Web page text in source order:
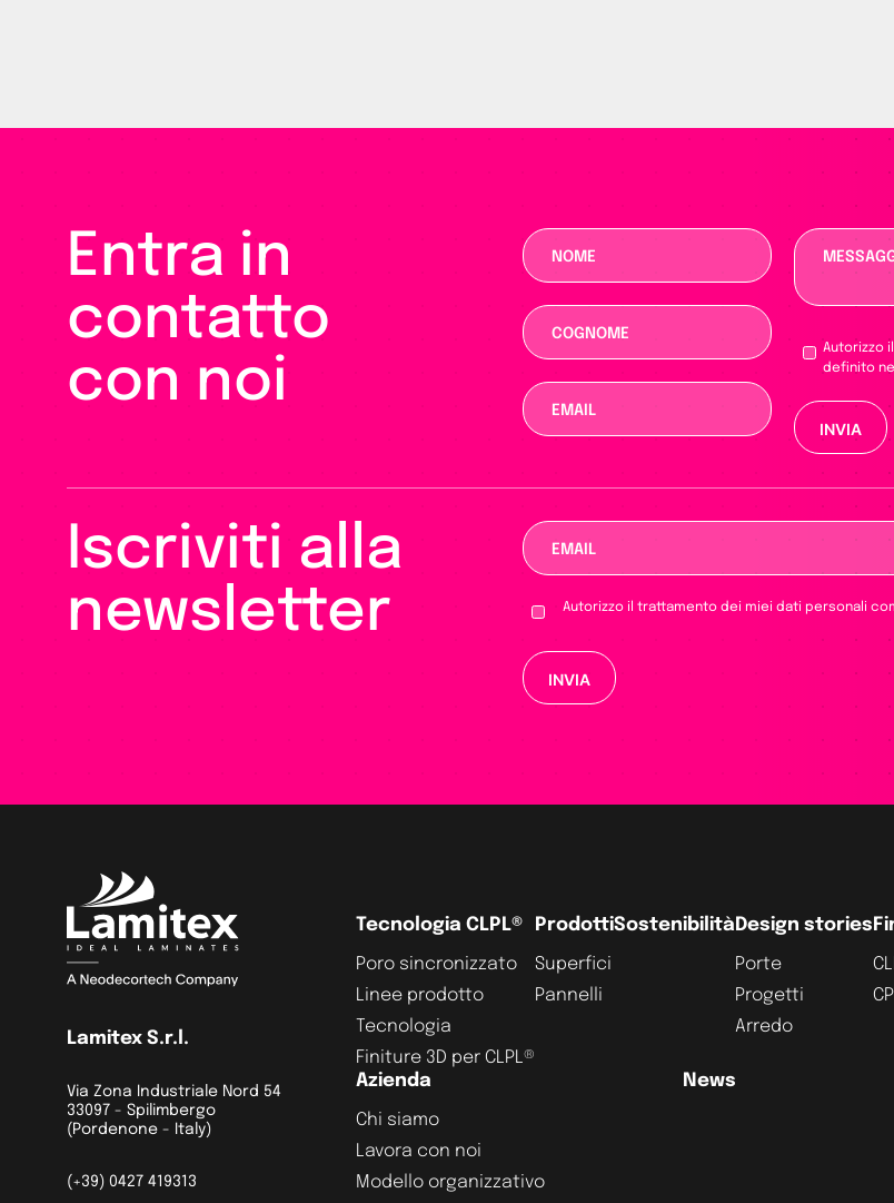
Entra in
contatto
con noi
Autorizzo
definito
Si prega
Iscriviti alla
newsletter
Autorizzo il trattamento dei miei dati personali
Si prega di lasciare vuoto questo
Lamitex S.r.l.
Via Zona Industriale Nord 54
33097 - Spilimbergo
(Pordenone - Italy)
(+39) 0427 419313
Tecnologia CLPL®
Poro sincronizzato
Linee prodotto
Tecnologia
Finiture 3D per CLPL®
Prodotti
Superfici
Pannelli
Sostenibilità Design stories
Porte
Progetti
Arredo
Azienda
Chi siamo
Lavora con noi
Modello organizzativo
News